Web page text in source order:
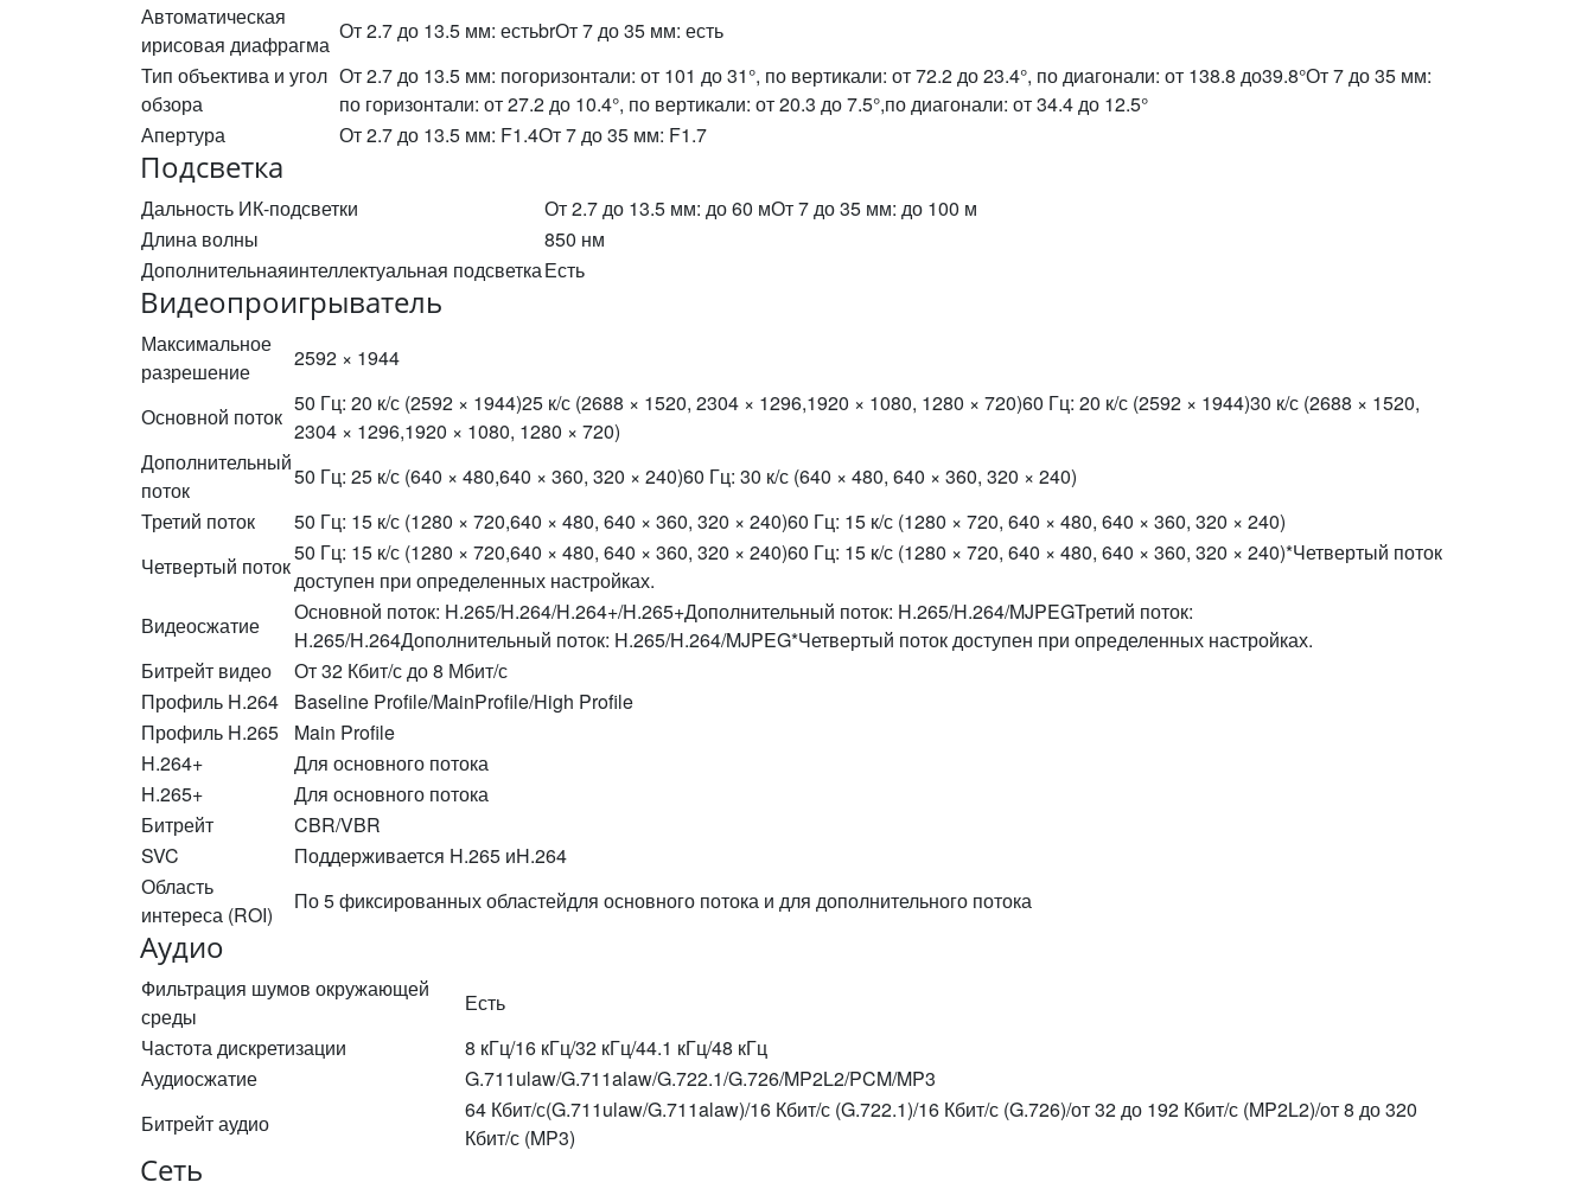
Автоматическая
ирисовая диафрагма
От 2.7 до 13.5 мм: естьbrОт 7 до 35 мм: есть
Тип объектива и угол
обзора
От 2.7 до 13.5 мм: погоризонтали: от 101 до 31°, по вертикали: от 72.2 до 23.4°, по диагонали: от 138.8 до39.8°От 7 до 35 мм:
по горизонтали: от 27.2 до 10.4°, по вертикали: от 20.3 до 7.5°,по диагонали: от 34.4 до 12.5°
Апертура
От 2.7 до 13.5 мм: F1.4От 7 до 35 мм: F1.7
Подсветка
Дальность ИК-подсветки
От 2.7 до 13.5 мм: до 60 мОт 7 до 35 мм: до 100 м
Длина волны
850 нм
Дополнительнаяинтеллектуальная подсветкаЕсть
Видеопроигрыватель
Максимальное
разрешение
2592 × 1944
Основной поток
50 Гц: 20 к/с (2592 × 1944)25 к/с (2688 × 1520, 2304 × 1296,1920 × 1080, 1280 × 720)60 Гц: 20 к/с (2592 × 1944)30 к/с (2688 × 1520,
2304 × 1296,1920 × 1080, 1280 × 720)
Дополнительный
поток
50 Гц: 25 к/с (640 × 480,640 × 360, 320 × 240)60 Гц: 30 к/с (640 × 480, 640 × 360, 320 × 240)
Третий поток
50 Гц: 15 к/с (1280 × 720,640 × 480, 640 × 360, 320 × 240)60 Гц: 15 к/с (1280 × 720, 640 × 480, 640 × 360, 320 × 240)
Четвертый поток
50 Гц: 15 к/с (1280 × 720,640 × 480, 640 × 360, 320 × 240)60 Гц: 15 к/с (1280 × 720, 640 × 480, 640 × 360, 320 × 240)*Четвертый поток
доступен при определенных настройках.
Видеосжатие
Основной поток: H.265/H.264/H.264+/H.265+Дополнительный поток: H.265/H.264/MJPEGТретий поток:
H.265/H.264Дополнительный поток: H.265/H.264/MJPEG*Четвертый поток доступен при определенных настройках.
Битрейт видео
От 32 Кбит/с до 8 Мбит/с
Профиль H.264
Baseline Profile/MainProfile/High Profile
Профиль H.265
Main Profile
H.264+
Для основного потока
H.265+
Для основного потока
Битрейт
CBR/VBR
SVC
Поддерживается H.265 иH.264
Область
интереса (ROI)
По 5 фиксированных областейдля основного потока и для дополнительного потока
Аудио
Фильтрация шумов окружающей
среды
Есть
Частота дискретизации
8 кГц/16 кГц/32 кГц/44.1 кГц/48 кГц
Аудиосжатие
G.711ulaw/G.711alaw/G.722.1/G.726/MP2L2/PCM/MP3
Битрейт аудио
64 Кбит/с(G.711ulaw/G.711alaw)/16 Кбит/с (G.722.1)/16 Кбит/с (G.726)/от 32 до 192 Кбит/с (MP2L2)/от 8 до 320
Кбит/с (MP3)
Сеть